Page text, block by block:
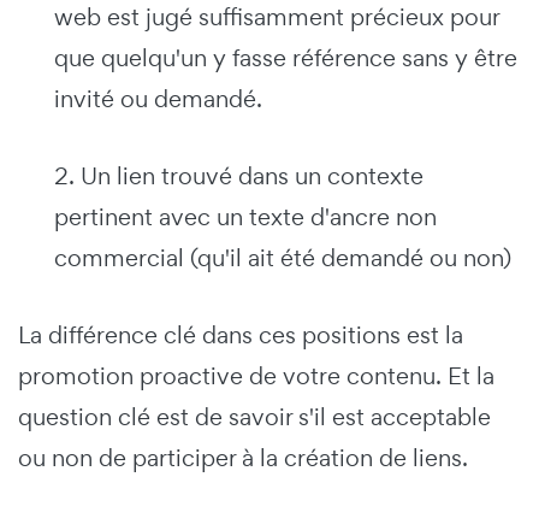
web est jugé suffisamment précieux pour
que quelqu'un y fasse référence sans y être
invité ou demandé.
2. Un lien trouvé dans un contexte
pertinent avec un texte d'ancre non
commercial (qu'il ait été demandé ou non)
La différence clé dans ces positions est la
promotion proactive de votre contenu. Et la
question clé est de savoir s'il est acceptable
ou non de participer à la création de liens.